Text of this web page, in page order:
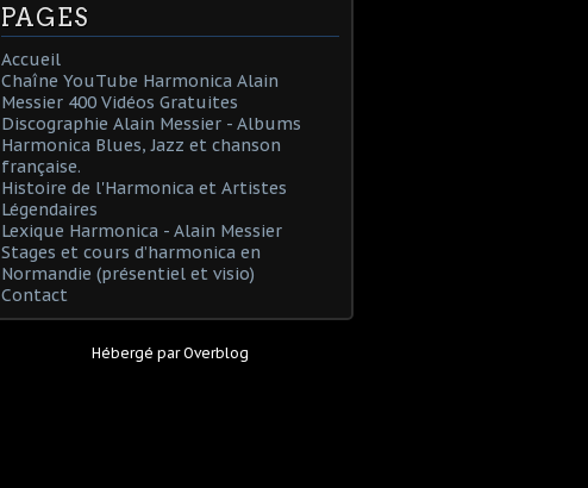
PAGES
Accueil
Chaîne YouTube Harmonica Alain
Messier 400 Vidéos Gratuites
Discographie Alain Messier - Albums
Harmonica Blues, Jazz et chanson
française.
Histoire de l'Harmonica et Artistes
Légendaires
Lexique Harmonica - Alain Messier
Stages et cours d’harmonica en
Normandie (présentiel et visio)
Contact
Hébergé parOverblog